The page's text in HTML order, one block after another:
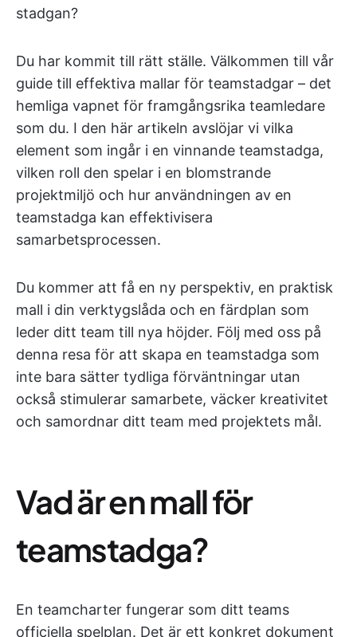
stadgan?
Du har kommit till rätt ställe. Välkommen till vår
guide till effektiva mallar för teamstadgar – det
hemliga vapnet för framgångsrika teamledare
som du. I den här artikeln avslöjar vi vilka
element som ingår i en vinnande teamstadga,
vilken roll den spelar i en blomstrande
projektmiljö och hur användningen av en
teamstadga kan effektivisera
samarbetsprocessen.
Du kommer att få en ny perspektiv, en praktisk
mall i din verktygslåda och en färdplan som
leder ditt team till nya höjder. Följ med oss på
denna resa för att skapa en teamstadga som
inte bara sätter tydliga förväntningar utan
också stimulerar samarbete, väcker kreativitet
och samordnar ditt team med projektets mål.
Vad är en mall för
teamstadga?
En teamcharter fungerar som ditt teams
officiella spelplan. Det är ett konkret dokument